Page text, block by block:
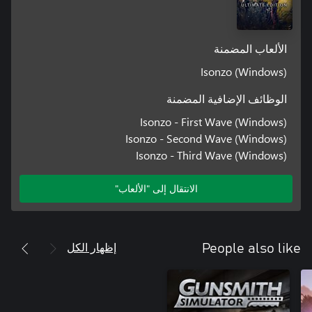
الألعاب المضمنة
Isonzo (Windows)
الوظائف الإضافية المضمنة
Isonzo - First Wave (Windows)
Isonzo - Second Wave (Windows)
Isonzo - Third Wave (Windows)
الانتقال إلى "الألعاب"
People also like إظهار الكل